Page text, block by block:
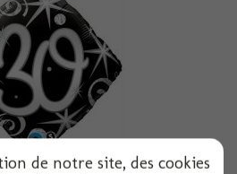
de notre site, des cookies